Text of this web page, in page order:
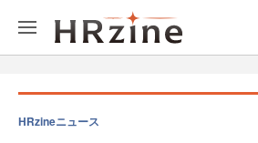
HRzineニュース